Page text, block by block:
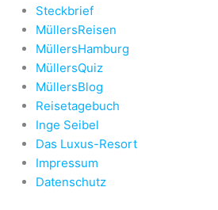
Steckbrief
MüllersReisen
MüllersHamburg
MüllersQuiz
MüllersBlog
Reisetagebuch
Inge Seibel
Das Luxus-Resort
Impressum
Datenschutz